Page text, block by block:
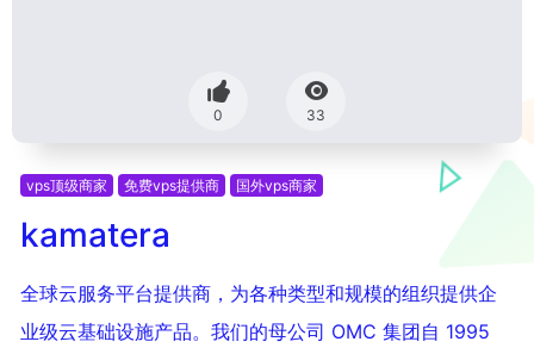
0 33
vps顶级商家 免费vps提供商 国外vps商家
kamatera
全球云服务平台提供商，为各种类型和规模的组织提供企
业级云基础设施产品。我们的母公司 OMC 集团自 1995